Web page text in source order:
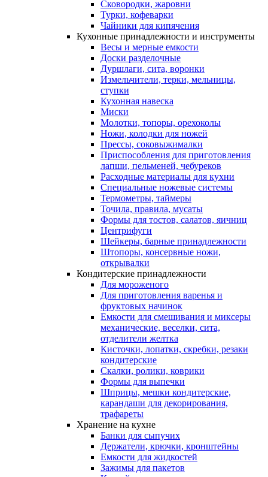
Сковородки, жаровни
Турки, кофеварки
Чайники для кипячения
Кухонные принадлежности и инструменты
Весы и мерные емкости
Доски разделочные
Дуршлаги, сита, воронки
Измельчители, терки, мельницы,
ступки
Кухонная навеска
Миски
Молотки, топоры, орехоколы
Ножи, колодки для ножей
Прессы, соковыжималки
Приспособления для приготовления
лапши, пельменей, чебуреков
Расходные материалы для кухни
Специальные ножевые системы
Термометры, таймеры
Точила, правила, мусаты
Формы для тостов, салатов, яичниц
Центрифуги
Шейкеры, барные принадлежности
Штопоры, консервные ножи,
открывалки
Кондитерские принадлежности
Для мороженого
Для приготовления варенья и
фруктовых начинок
Емкости для смешивания и миксеры
механические, веселки, сита,
отделители желтка
Кисточки, лопатки, скребки, резаки
кондитерские
Скалки, ролики, коврики
Формы для выпечки
Шприцы, мешки кондитерские,
карандаши для декорирования,
трафареты
Хранение на кухне
Банки для сыпучих
Держатели, крючки, кронштейны
Емкости для жидкостей
Зажимы для пакетов